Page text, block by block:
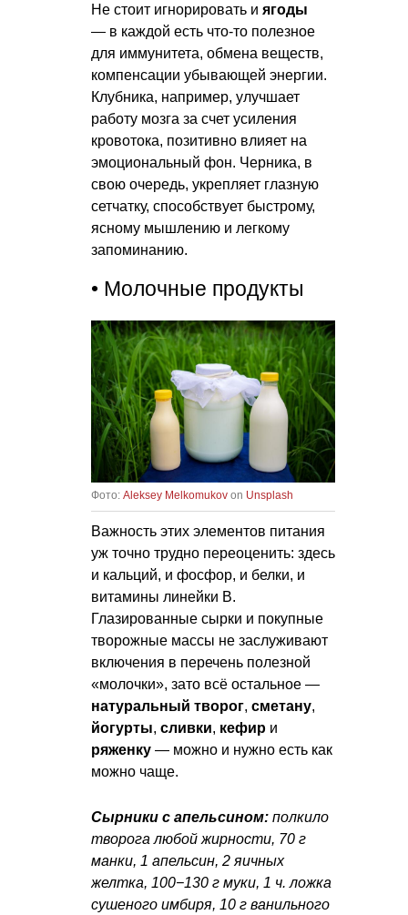
Не стоит игнорировать и ягоды
— в каждой есть что-то полезное
для иммунитета, обмена веществ,
компенсации убывающей энергии.
Клубника, например, улучшает
работу мозга за счет усиления
кровотока, позитивно влияет на
эмоциональный фон. Черника, в
свою очередь, укрепляет глазную
сетчатку, способствует быстрому,
ясному мышлению и легкому
запоминанию.
• Молочные продукты
Фото: Aleksey Melkomukov on Unsplash
Важность этих элементов питания
уж точно трудно переоценить: здесь
и кальций, и фосфор, и белки, и
витамины линейки B.
Глазированные сырки и покупные
творожные массы не заслуживают
включения в перечень полезной
«молочки», зато всё остальное —
натуральный творог, сметану,
йогурты, сливки, кефир и
ряженку — можно и нужно есть как
можно чаще.
Сырники с апельсином: полкило
творога любой жирности, 70 г
манки, 1 апельсин, 2 яичных
желтка, 100−130 г муки, 1 ч. ложка
сушеного имбиря, 10 г ванильного